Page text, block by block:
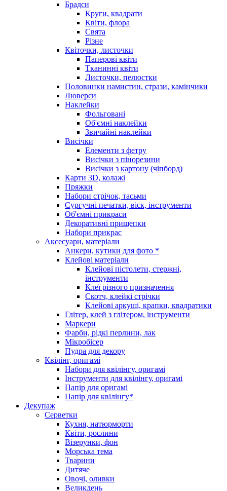
Брадси
Круги, квадрати
Квіти, флора
Свята
Різне
Квіточки, листочки
Паперові квіти
Тканинні квіти
Листочки, пелюстки
Половинки намистин, стрази, камінчики
Люверси
Наклейки
Фольговані
Об'ємні наклейки
Звичайні наклейки
Висічки
Елементи з фетру
Висічки з пінорезини
Висічки з картону (чіпборд)
Карти 3D, колажі
Пряжки
Набори стрічок, тасьми
Сургучні печатки, віск, інструменти
Об'ємні прикраси
Декоративні прищепки
Набори прикрас
Аксесуари, матеріали
Анкери, кутики для фото *
Клейові матеріали
Клейові пістолети, стержні,
інструменти
Клеї різного призначення
Скотч, клейкі стрічки
Клейові аркуші, крапки, квадратики
Глітер, клей з глітером, інструменти
Маркери
Фарби, рідкі перлини, лак
Мікробісер
Пудра для декору
Квілінг, оригамі
Набори для квілінгу, оригамі
Інструменти для квілінгу, оригамі
Папір для оригамі
Папір для квілінгу*
Декупаж
Серветки
Кухня, натюрморти
Квіти, рослини
Візерунки, фон
Морська тема
Тварини
Дитяче
Овочі, оливки
Великдень